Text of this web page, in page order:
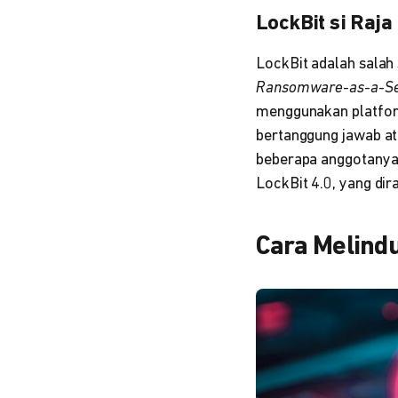
LockBit si
LockBit adalah
Ransomware-as-a-
menggunakan
bertanggung jawab
beberapa
LockBit 4.0, yang
Cara